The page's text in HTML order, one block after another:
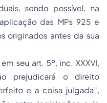
sendo possível, na
das MPs 925 e
originados antes da sua
seu art. 5º, inc. XXXVI,
prejudicará o direito
e a coisa julgada”,